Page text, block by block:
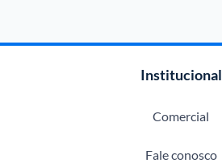
Institucional
Comercial
Fale conosco